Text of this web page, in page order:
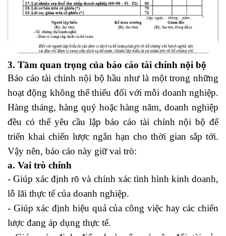
3. Tầm quan trọng của báo cáo tài chính nội bộ
Báo cáo tài chính nội bộ hầu như là một trong những
hoạt động không thể thiếu đối với mỗi doanh nghiệp.
Hàng tháng, hàng quý hoặc hàng năm, doanh nghiệp
đều có thể yêu cầu lập báo cáo tài chính nội bộ để
triển khai chiến lược ngắn hạn cho thời gian sắp tới.
Vậy nên, báo cáo này giữ vai trò:
a. Vai trò chính
- Giúp xác định rõ và chính xác tình hình kinh doanh,
lỗ lãi thực tế của doanh nghiệp.
- Giúp xác định hiệu quả của công việc hay các chiến
lược đang áp dụng thực tế.